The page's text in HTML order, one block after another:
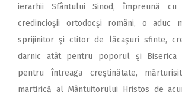
ierarhii Sfântului Sinod, împreună
credincioşii ortodocşi români, o aduc
sprijinitor şi ctitor de lăcaşuri sfinte,
darnic atât pentru poporul şi Biserica
pentru întreaga creştinătate,
martirică al Mântuitorului Hristos de